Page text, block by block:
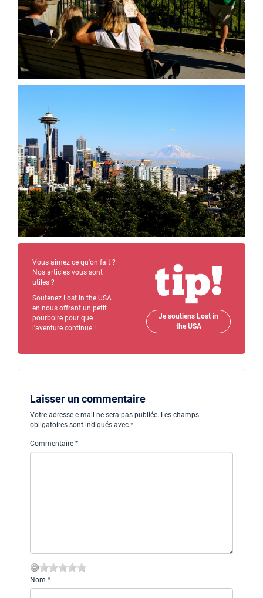
Vous aimez ce qu'on fait ?
Nos articles vous sont
utiles ?
Soutenez Lost in the USA
en nous offrant un petit
pourboire pour que
l'aventure continue !
Je soutiens Lost in
the USA
Laisser un commentaire
Votre adresse e-mail ne sera pas publiée. Les champs
obligatoires sont indiqués avec *
Commentaire *
Nom *